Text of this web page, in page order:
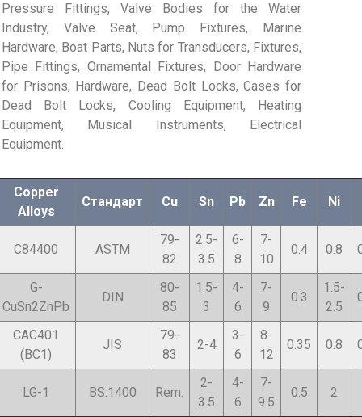
Pressure Fittings, Valve Bodies for the Water
Industry, Valve Seat, Pump Fixtures, Marine
Hardware, Boat Parts, Nuts for Transducers, Fixtures,
Pipe Fittings, Ornamental Fixtures, Door Hardware
for Prisons, Hardware, Dead Bolt Locks, Cases for
Dead Bolt Locks, Cooling Equipment, Heating
Equipment, Musical Instruments, Electrical
Equipment.
Copper
Alloys
Стандарт Cu Sn Pb Zn Fe Ni
C84400 ASTM
79-
82
2.5-
3.5
6-
8
7-
10
0.4 0.8
G-
CuSn2ZnPb
DIN
80-
85
1.5-
3
4-
6
7-
9
0.3
1.5-
2.5
CAC401
(BC1)
JIS
79-
83
2-4
3-
6
8-
12
0.35 0.8
LG-1 BS:1400 Rem.
2-
3.5
4-
6
7-
9.5
0.5 2